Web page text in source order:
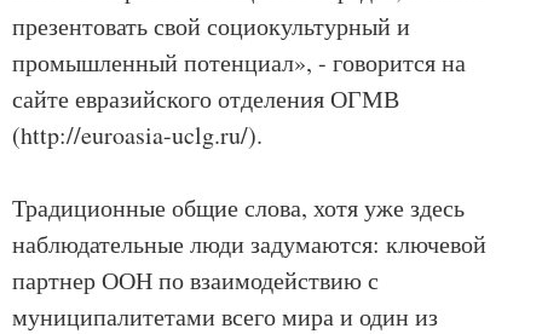
презентовать свой социокультурный и
промышленный потенциал», - говорится на
сайте евразийского отделения ОГМВ
(http://euroasia-uclg.ru/).
Традиционные общие слова, хотя уже здесь
наблюдательные люди задумаются: ключевой
партнер ООН по взаимодействию с
муниципалитетами всего мира и один из